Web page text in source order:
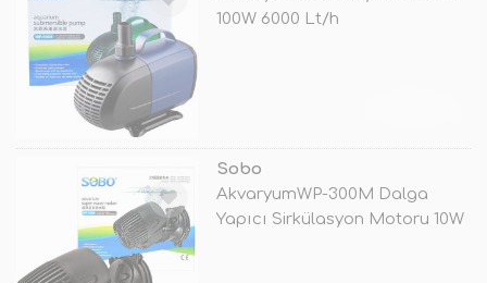
100W 6000 Lt/h
Sobo
AkvaryumWP-300M Dalga
Yapıcı Sirkülasyon Motoru 10W